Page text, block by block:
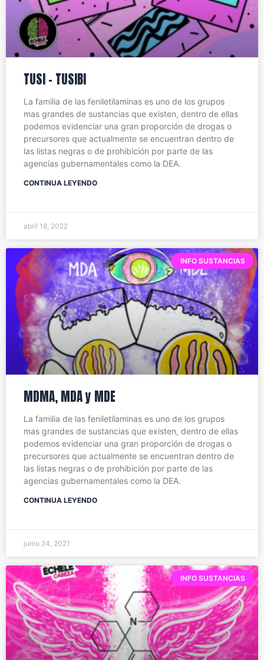
TUSI – TUSIBI
La familia de las feniletilaminas es uno de los grupos
mas grandes de sustancias que existen, dentro de ellas
podemos evidenciar una gran proporción de drogas o
precursores que actualmente se encuentran dentro de
las listas negras o de prohibición por parte de las
agencias gubernamentales como la DEA.
CONTINUA LEYENDO
abril 18, 2022
INFO SUSTANCIAS
MDMA, MDA y MDE
La familia de las feniletilaminas es uno de los grupos
mas grandes de sustancias que existen, dentro de ellas
podemos evidenciar una gran proporción de drogas o
precursores que actualmente se encuentran dentro de
las listas negras o de prohibición por parte de las
agencias gubernamentales como la DEA.
CONTINUA LEYENDO
junio 24, 2021
INFO SUSTANCIAS